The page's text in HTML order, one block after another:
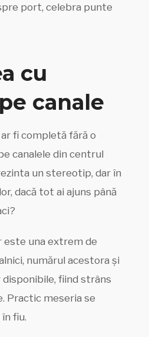
port, celebra punte
cu
canale
fi completă fără o
canalele din centrul
un stereotip, dar în
dacă tot ai ajuns până
este una extrem de
numărul acestora și
fiind strâns
Practic meseria se
fiu.